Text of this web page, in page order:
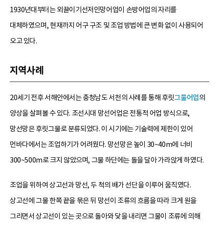
1930년대부터는 외끌이기선저인망어업이 손방어업의 자리를
대체하였으며, 현재까지 어구 구조 및 조업 방법에 큰 변화 없이 사용되어
오고 있다.
지역사례
20세기 전후 서해안에서는 충청남도 서천의 사례를 통해 후릿그물어업의
양상을 살펴볼 수 있다. 조선시대 망선어업은 전통적 어업 방식으로,
망선망은 후릿그물로 분류되었다. 이 시기에는 기술력에 제한이 있어
먼바다에서는 조업하기가 어려웠다. 망선망은 높이 30~40m에 너비
300~500m로 크지 않았으며, 그물 하단에는 돌을 달아 가라앉게 하였다.
조업을 위하여 상고선과 망선, 두 척의 배가 선단을 이루어 움직였다.
상고선에 그물 한쪽 끝을 묶은 뒤 망선이 조류의 흐름을 따라 크게 원을
그리면서 상고선이 있는 곳으로 돌아와 닻을 내리면 그물이 조류에 의해